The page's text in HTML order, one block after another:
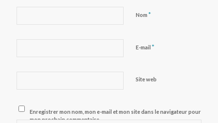
Nom *
E-mail *
Site web
Enregistrer mon nom, mon e-mail et mon site dans le navigateur pour
mon prochain commentaire.